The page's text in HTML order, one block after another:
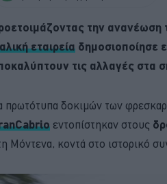
την ανανέωση
εταιρεία δημοσιοποίησε
τις αλλαγές στα
πρωτότυπα δοκιμών των
εντοπίστηκαν στους
Μόντενα, κοντά στο ιστορικό